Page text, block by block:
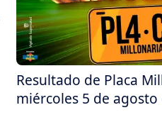
Resultado de Placa
miércoles 5 de agosto